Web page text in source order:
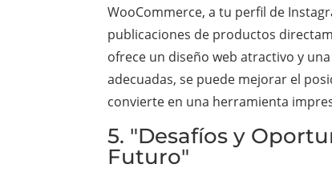
WooCommerce, a tu perfil de
publicaciones de productos
ofrece un diseño web atractivo y
adecuadas, se puede mejorar el
convierte en una herramienta
5. "Desafíos y
Futuro"